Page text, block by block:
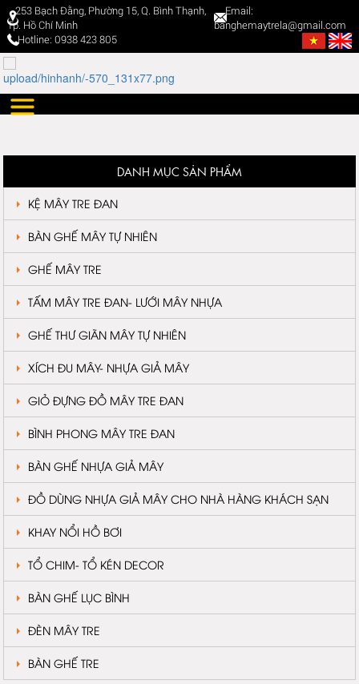
253 Bạch Đằng, Phường 15, Q. Bình Thạnh,
Tp. Hồ Chí Minh
Email:
banghemaytrela@gmail.com
Hotline: 0938 423 805
DANH MỤC SẢN PHẨM
KỆ MÂY TRE ĐAN
BÀN GHẾ MÂY TỰ NHIÊN
GHẾ MÂY TRE
TẤM MÂY TRE ĐAN- LƯỚI MÂY NHỰA
GHẾ THƯ GIÃN MÂY TỰ NHIÊN
XÍCH ĐU MÂY- NHỰA GIẢ MÂY
GIỎ ĐỰNG ĐỒ MÂY TRE ĐAN
BÌNH PHONG MÂY TRE ĐAN
BÀN GHẾ NHỰA GIẢ MÂY
ĐỒ DÙNG NHỰA GIẢ MÂY CHO NHÀ HÀNG KHÁCH SẠN
KHAY NỔI HỒ BƠI
TỔ CHIM- TỔ KÉN DECOR
BÀN GHẾ LỤC BÌNH
ĐÈN MÂY TRE
BÀN GHẾ TRE